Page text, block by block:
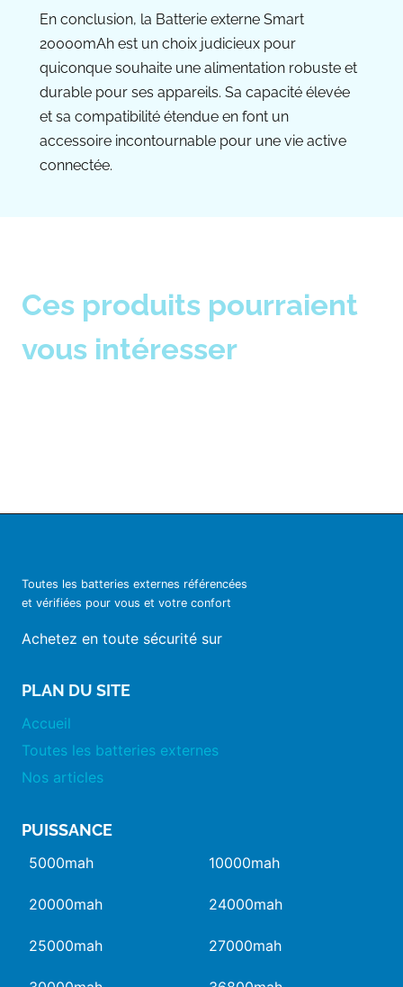
En conclusion, la Batterie externe Smart
20000mAh est un choix judicieux pour
quiconque souhaite une alimentation robuste et
durable pour ses appareils. Sa capacité élevée
et sa compatibilité étendue en font un
accessoire incontournable pour une vie active
connectée.
Ces produits pourraient
vous intéresser
Toutes les batteries externes référencées
et vérifiées pour vous et votre confort
Achetez en toute sécurité sur
PLAN DU SITE
Accueil
Toutes les batteries externes
Nos articles
PUISSANCE
5000mah 10000mah
20000mah 24000mah
25000mah 27000mah